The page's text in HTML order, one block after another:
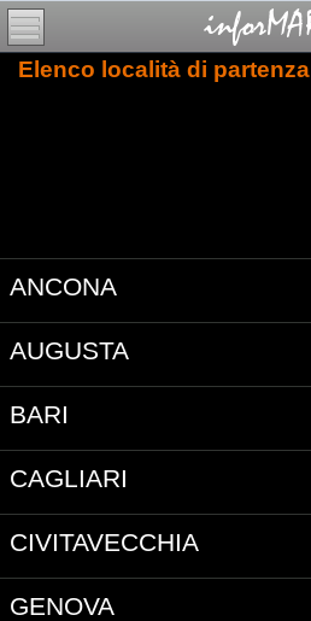
Elenco località di partenza
ANCONA
AUGUSTA
BARI
CAGLIARI
CIVITAVECCHIA
GENOVA